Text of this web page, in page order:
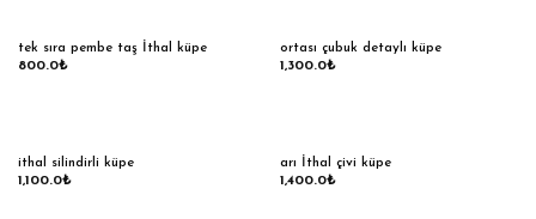
tek sıra pembe taş İthal küpe
800.0₺
ortası çubuk detaylı küpe
1,300.0₺
ithal silindirli küpe
1,100.0₺
arı İthal çivi küpe
1,400.0₺